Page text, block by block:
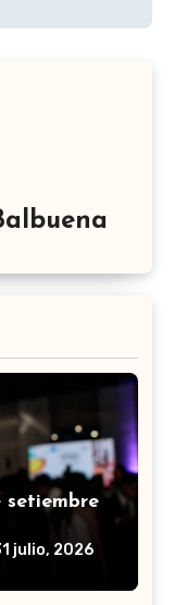
setiembre
julio, 2026